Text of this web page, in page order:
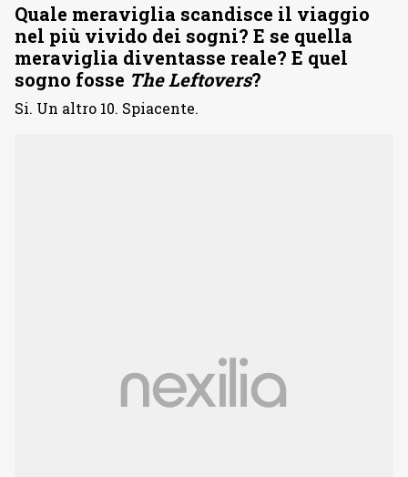
Quale meraviglia scandisce il viaggio
nel più vivido dei sogni? E se quella
meraviglia diventasse reale? E quel
sogno fosse The Leftovers?
Si. Un altro 10. Spiacente.